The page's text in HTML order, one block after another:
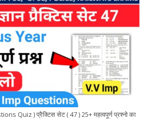
i
t
t
e
r
n
k
e
d
n
l
e
r
m
p
y
i
k
a
r
e
Quiz ) प्रैक्टिस सेट ( 47 ) 25+ महत्वपूर्ण प्रश्नो का